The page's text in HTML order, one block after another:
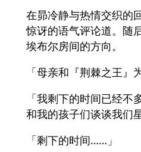
在昴冷静与热情交织的
惊讶的语气评论道。随
埃布尔房间的方向。
「母亲和『荆棘之王』
「我剩下的时间已经不
和我的孩子们谈谈我们
「剩下的时间……」